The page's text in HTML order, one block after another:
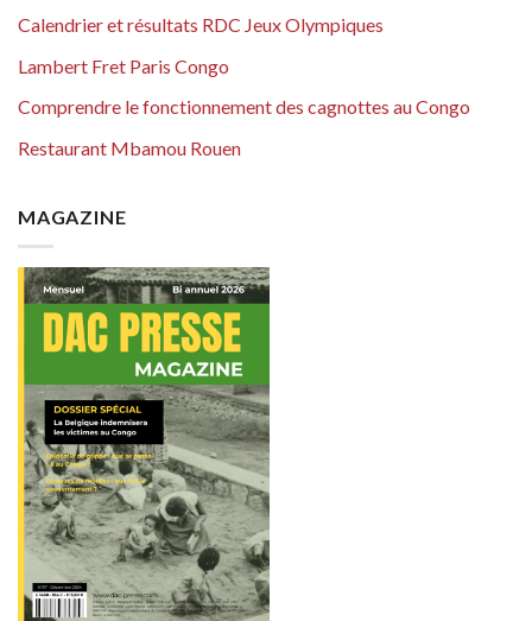
Calendrier et résultats RDC Jeux Olympiques
Lambert Fret Paris Congo
Comprendre le fonctionnement des cagnottes au Congo
Restaurant Mbamou Rouen
MAGAZINE